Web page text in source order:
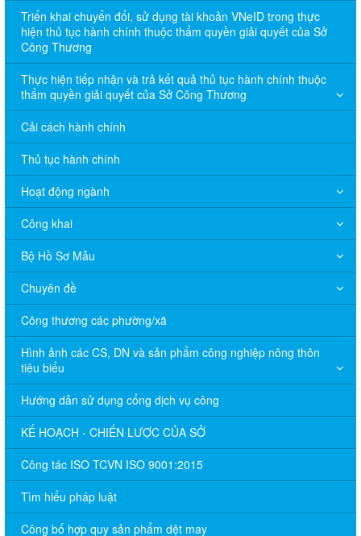
Triển khai chuyển đổi, sử dụng tài khoản VNeID trong thực
hiện thủ tục hành chính thuộc thẩm quyền giải quyết của Sở
Công Thương
Thực hiện tiếp nhận và trả kết quả thủ tục hành chính thuộc
thẩm quyền giải quyết của Sở Công Thương
Cải cách hành chính
Thủ tục hành chính
Hoạt động ngành
Công khai
Bộ Hồ Sơ Mẫu
Chuyên đề
Công thương các phường/xã
Hình ảnh các CS, DN và sản phẩm công nghiệp nông thôn
tiêu biểu
Hướng dẫn sử dụng cổng dịch vụ công
KẾ HOẠCH - CHIẾN LƯỢC CỦA SỞ
Công tác ISO TCVN ISO 9001:2015
Tìm hiểu pháp luật
Công bố hợp quy sản phẩm dệt may